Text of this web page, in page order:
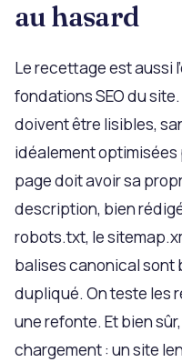
au hasard
Le recettage est aussi
fondations SEO du
doivent être lisibles,
idéalement
page doit avoir sa
description, bien
robots.txt, le
balises canonical sont
dupliqué. On teste les
une refonte. Et bien
chargement : un site